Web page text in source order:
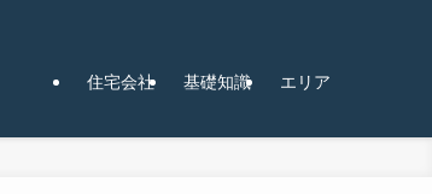
住宅会社 基礎知識 エリア